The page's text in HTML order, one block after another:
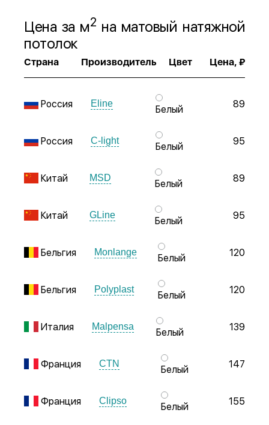
Цена за м2 на матовый натяжной
потолок
Страна Производитель Цвет Цена, ₽
Россия Eline
Белый 89
Россия C-light
Белый 95
Китай MSD
Белый 89
Китай GLine
Белый 95
Бельгия Monlange
Белый 120
Бельгия Polyplast
Белый 120
Италия Malpensa
Белый 139
Франция CTN
Белый 147
Франция Clipso
Белый 155